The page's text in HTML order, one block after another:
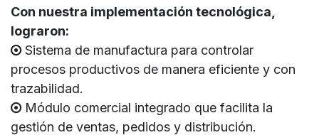
Con nuestra implementación tecnológica,
lograron:
Sistema de manufactura para controlar
procesos productivos de manera eficiente y con
trazabilidad.
Módulo comercial integrado que facilita la
gestión de ventas, pedidos y distribución.